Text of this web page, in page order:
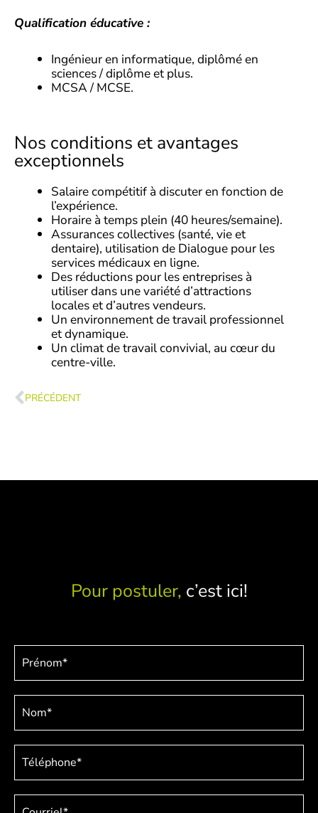
Qualification éducative :
Ingénieur en informatique, diplômé en
sciences / diplôme et plus.
MCSA / MCSE.
Nos conditions et avantages
exceptionnels
Salaire compétitif à discuter en fonction de
l’expérience.
Horaire à temps plein (40 heures/semaine).
Assurances collectives (santé, vie et
dentaire), utilisation de Dialogue pour les
services médicaux en ligne.
Des réductions pour les entreprises à
utiliser dans une variété d’attractions
locales et d’autres vendeurs.
Un environnement de travail professionnel
et dynamique.
Un climat de travail convivial, au cœur du
centre-ville.
Précédent
PRÉCÉDENT
Pour postuler, c’est ici!
Candidature
emplois